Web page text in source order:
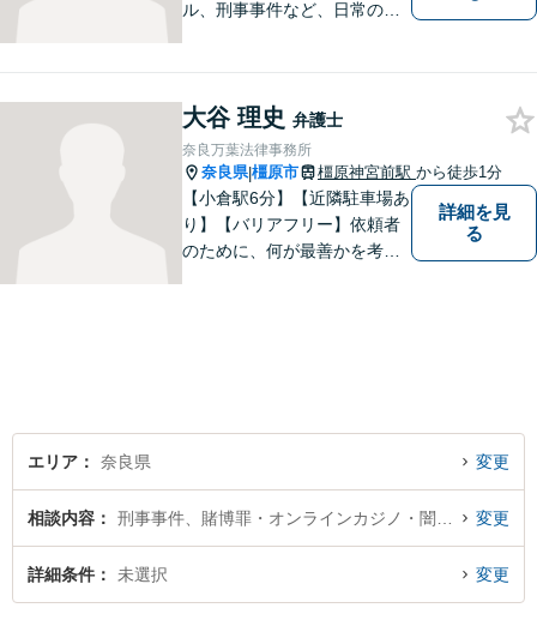
ル、刑事事件など、日常の中
はお気軽にご相談ください。
【初回相談料60分5,500円】
【分かりやすい説明】
大谷 理史 弁護士
奈良万葉法律事務所
奈良県|橿原市 橿原神宮前駅 から徒歩1分
【小倉駅6分】【近隣駐車場あ
り】【バリアフリー】依頼者
のために、何が最善かを考
詳細を見
る
エリア 奈良県 変更
相談内容 変更
詳細条件 未選択 変更